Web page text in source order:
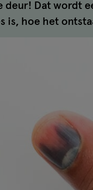
deur! Dat wordt
is, hoe het